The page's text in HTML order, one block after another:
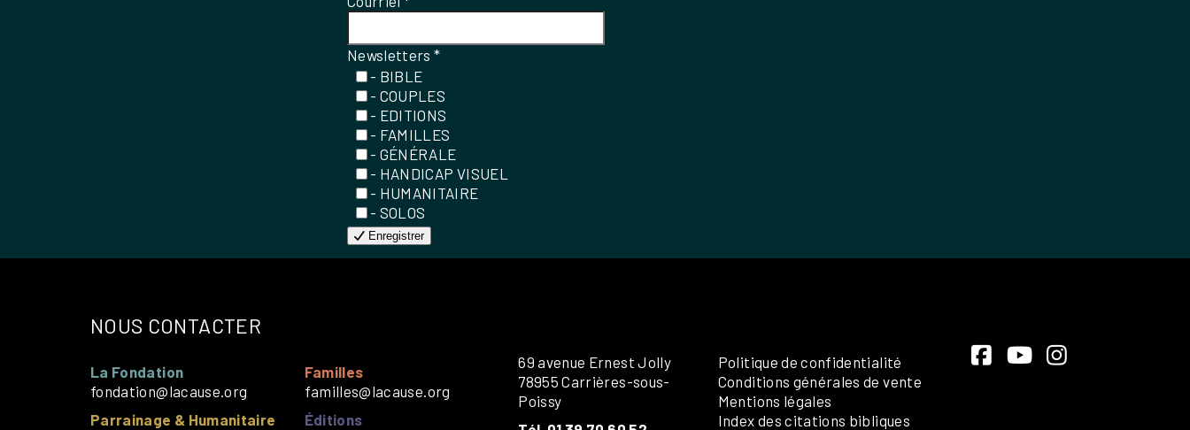
Newsletters*
- BIBLE
- COUPLES
- EDITIONS
- FAMILLES
- GÉNÉRALE
- HANDICAP VISUEL
- HUMANITAIRE
- SOLOS
Enregistrer
NOUS CONTACTER
La Fondation
fondation@lacause.org
Parrainage & Humanitaire
Familles
familles@lacause.org
Éditions
69 avenue Ernest Jolly
78955 Carrières-sous-
Poissy
Politique de confidentialité
Conditions générales de vente
Mentions légales
Index des citations bibliques